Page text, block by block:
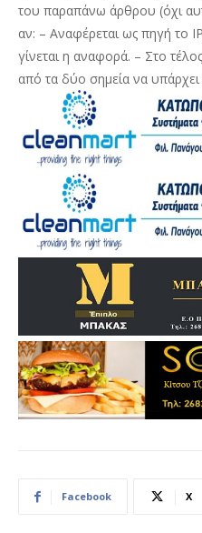
του παραπάνω άρθρου (όχι
αν: – Αναφέρεται ως πηγή το
γίνεται η αναφορά. – Στο
από τα δύο σημεία να
Facebook X